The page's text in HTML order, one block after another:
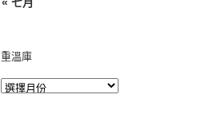
重溫庫